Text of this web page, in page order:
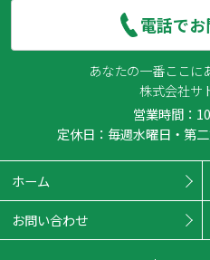
電話で
あなたの一番ここに
株式会社サ
営業時間：
定休日：毎週水曜日・第
ホーム
お問い合わせ